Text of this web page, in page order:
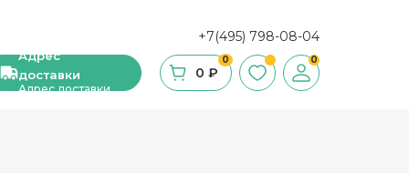
+7(495) 798-08-04
Адрес
доставки
Адрес доставки
0
0 ₽
0